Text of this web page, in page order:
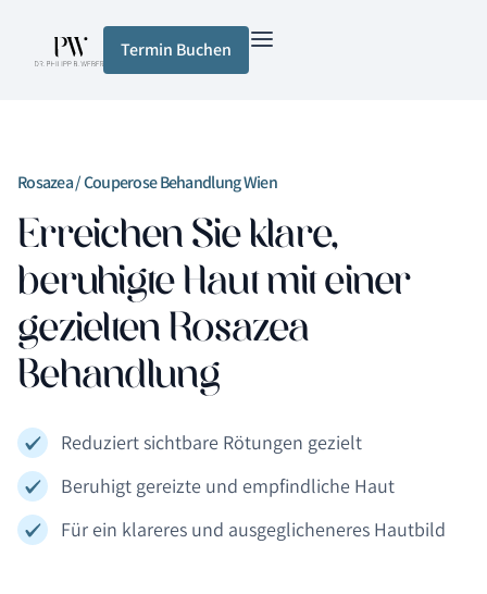
Termin Buchen
Rosazea / Couperose Behandlung Wien
Erreichen Sie klare,
beruhigte Haut mit einer
gezielten Rosazea
Behandlung
Reduziert sichtbare Rötungen gezielt
Beruhigt gereizte und empfindliche Haut
Für ein klareres und ausgeglicheneres Hautbild